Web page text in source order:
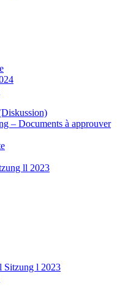
– Documents à approuver
ll 2023
Sitzung l 2023